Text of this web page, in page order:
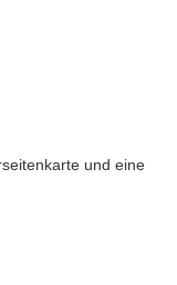
und eine